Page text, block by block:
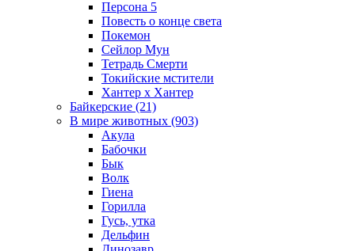
Персона 5
Повесть о конце света
Покемон
Сейлор Мун
Тетрадь Смерти
Токийские мстители
Хантер х Хантер
Байкерские (21)
В мире животных (903)
Акула
Бабочки
Бык
Волк
Гиена
Горилла
Гусь, утка
Дельфин